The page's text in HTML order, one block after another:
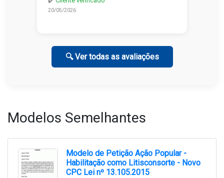
20/05/2026
🔍 Ver todas as avaliações
Modelos Semelhantes
Modelo de Petição Ação Popular -
Habilitação como Litisconsorte - Novo
CPC Lei nº 13.105.2015